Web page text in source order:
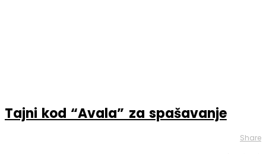
Tajni kod “Avala” za spašavanje
Share